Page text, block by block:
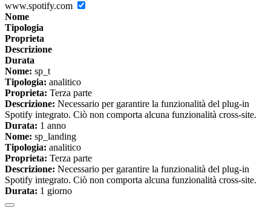
www.spotify.com
Nome
Tipologia
Proprieta
Descrizione
Durata
Nome: sp_t
Tipologia: analitico
Proprieta: Terza parte
Descrizione: Necessario per garantire la funzionalità del plug-in
Spotify integrato. Ciò non comporta alcuna funzionalità cross-site.
Durata: 1 anno
Nome: sp_landing
Tipologia: analitico
Proprieta: Terza parte
Descrizione: Necessario per garantire la funzionalità del plug-in
Spotify integrato. Ciò non comporta alcuna funzionalità cross-site.
Durata: 1 giorno